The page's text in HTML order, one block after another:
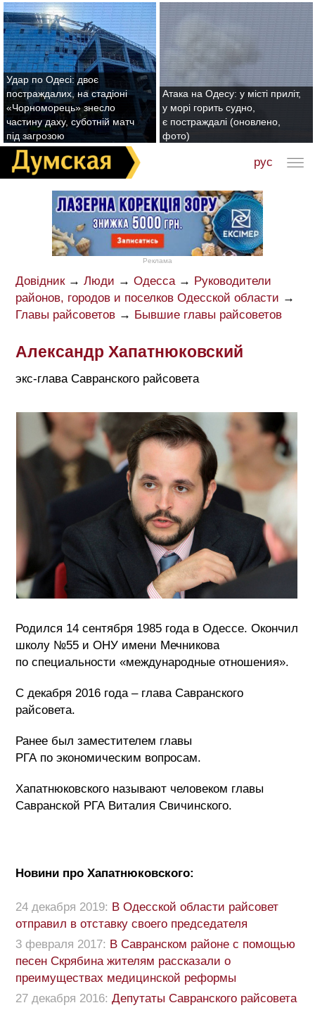
Удар по Одесі: двоє
постраждалих, на стадіоні
«Чорноморець» знесло
частину даху, суботній матч
під загрозою
Атака на Одесу: у місті приліт,
у морі горить судно,
є постраждалі (оновлено,
фото)
рус
Реклама
Довідник→ Люди → Одесса→ Руководители
районов, городов и поселков Одесской области →
Главы райсоветов → Бывшие главы райсоветов
Александр Хапатнюковский
экс-глава Савранского райсовета
Родился 14 сентября 1985 года в Одессе. Окончил
школу №55 и ОНУ имени Мечникова
по специальности «международные отношения».
С декабря 2016 года – глава Савранского
райсовета.
Ранее был заместителем главы
РГА по экономическим вопросам.
Хапатнюковского называют человеком главы
Савранской РГА Виталия Свичинского.
Новини про Хапатнюковского:
24 декабря 2019: В Одесской области райсовет
отправил в отставку своего председателя
3 февраля 2017: В Савранском районе с помощью
песен Скрябина жителям рассказали о
преимуществах медицинской реформы
27 декабря 2016: Депутаты Савранского райсовета